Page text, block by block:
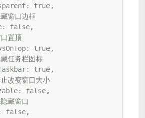
true,
窗口边框
false,
置顶
true,
任务栏图标
true,
改变窗口大小
false,
藏窗口
false,